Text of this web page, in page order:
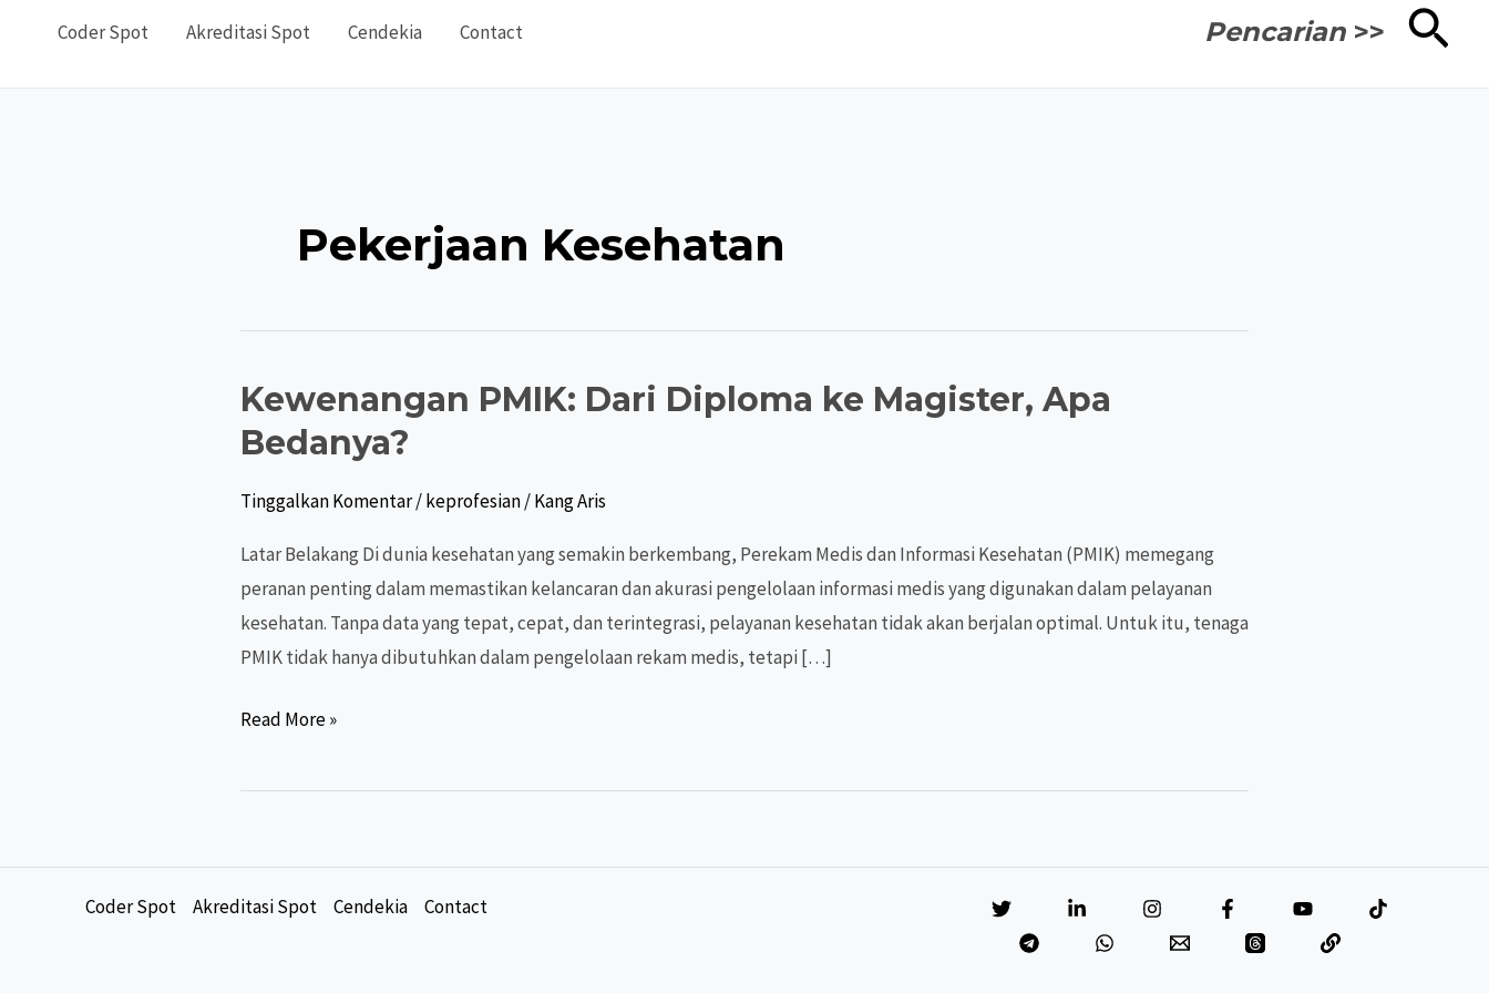
Coder Spot Akreditasi Spot Cendekia Contact Pencarian >> Cari
Pekerjaan Kesehatan
Kewenangan PMIK: Dari Diploma ke Magister, Apa
Bedanya?
Tinggalkan Komentar/keprofesian/Kang Aris
Latar Belakang Di dunia kesehatan yang semakin berkembang, Perekam Medis dan Informasi Kesehatan (PMIK) memegang
peranan penting dalam memastikan kelancaran dan akurasi pengelolaan informasi medis yang digunakan dalam pelayanan
kesehatan. Tanpa data yang tepat, cepat, dan terintegrasi, pelayanan kesehatan tidak akan berjalan optimal. Untuk itu, tenaga
PMIK tidak hanya dibutuhkan dalam pengelolaan rekam medis, tetapi […]
Kewenangan
Dari
Read More »
Coder Spot Akreditasi Spot Cendekia Contact